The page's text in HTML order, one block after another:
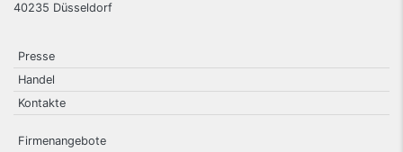
40235 Düsseldorf
Presse
Handel
Kontakte
Firmenangebote